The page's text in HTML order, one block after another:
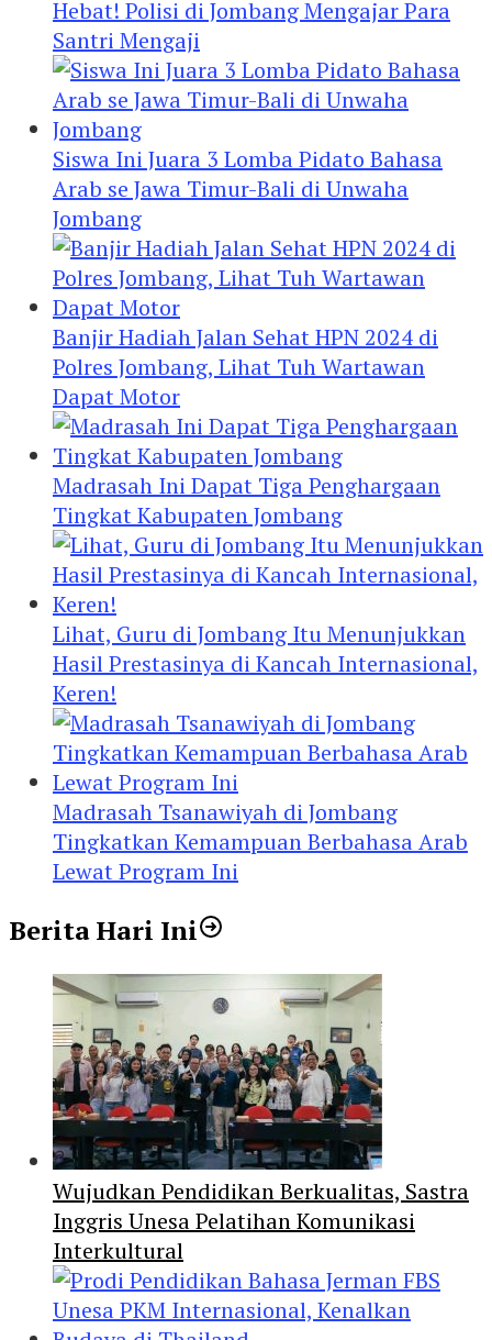
Hebat! Polisi di Jombang Mengajar Para
Santri Mengaji
Siswa Ini Juara 3 Lomba Pidato Bahasa
Arab se Jawa Timur-Bali di Unwaha
Jombang
Banjir Hadiah Jalan Sehat HPN 2024 di
Polres Jombang, Lihat Tuh Wartawan
Dapat Motor
Madrasah Ini Dapat Tiga Penghargaan
Tingkat Kabupaten Jombang
Lihat, Guru di Jombang Itu Menunjukkan
Hasil Prestasinya di Kancah Internasional,
Keren!
Madrasah Tsanawiyah di Jombang
Tingkatkan Kemampuan Berbahasa Arab
Lewat Program Ini
Berita Hari Ini
Wujudkan Pendidikan Berkualitas, Sastra
Inggris Unesa Pelatihan Komunikasi
Interkultural